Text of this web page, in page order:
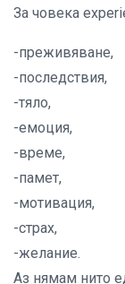
За човека
-преживяване,
-последствия,
-тяло,
-емоция,
-време,
-памет,
-мотивация,
-страх,
-желание.
Аз нямам нито